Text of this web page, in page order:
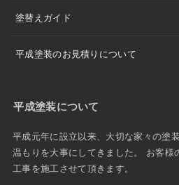
塗替えガイド
平成塗装のお見積りについて
平成塗装について
平成元年に設立以来、大切な家々の塗
温もりを大事にしてきました。 お客様
工事を施工させて頂きます。